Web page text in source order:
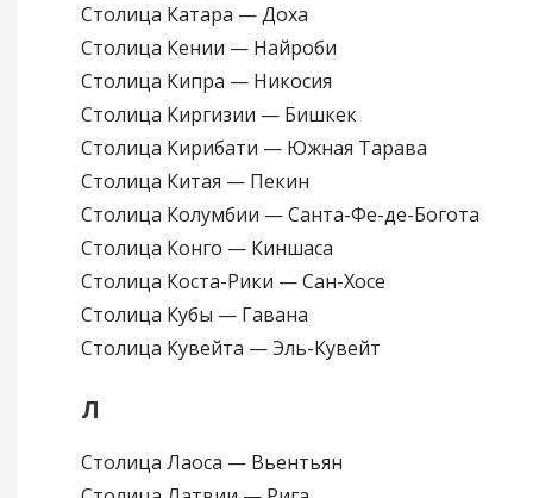
Столица Катара — Доха
Столица Кении — Найроби
Столица Кипра — Никосия
Столица Киргизии — Бишкек
Столица Кирибати — Южная Тарава
Столица Китая — Пекин
Столица Колумбии — Санта-Фе-де-Богота
Столица Конго — Киншаса
Столица Коста-Рики — Сан-Хосе
Столица Кубы — Гавана
Столица Кувейта — Эль-Кувейт
Л
Столица Лаоса — Вьентьян